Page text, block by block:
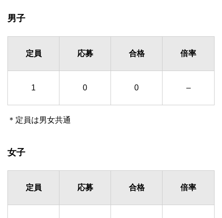
男子
定員 応募 合格 倍率
1 0 0 –
＊定員は男女共通
女子
定員 応募 合格 倍率